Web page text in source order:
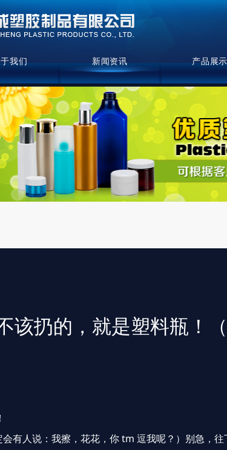
我们 新闻资讯 产品展示
该扔的，就是塑料瓶！
有人说：我擦，花花，你 tm 逗我呢？）别急，往